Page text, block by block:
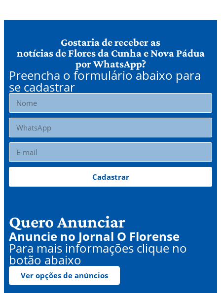
Gostaria de receber as
notícias de Flores da Cunha e Nova Pádua
por WhatsApp?
Preencha o formulário abaixo para
se cadastrar
Cadastrar
Quero Anunciar
Anuncie no Jornal O Florense
Para mais informações clique no
botão abaixo
Ver opções de anúncios